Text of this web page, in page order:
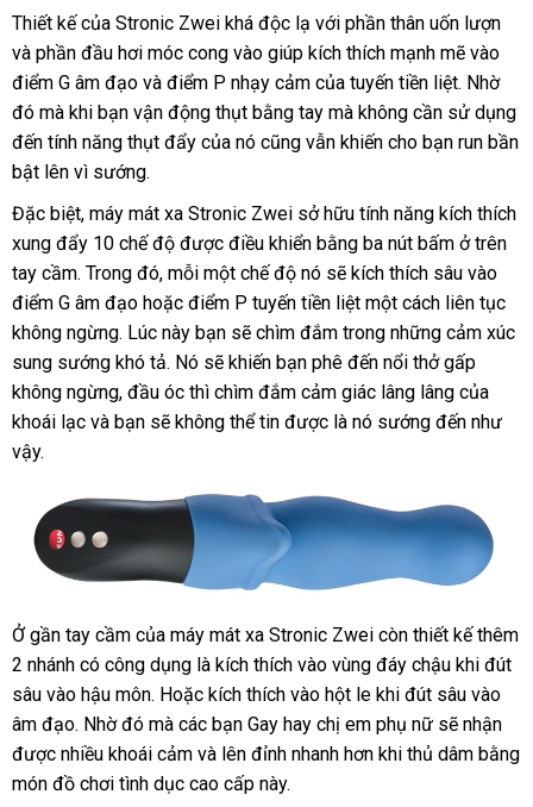
hậu
môn
giảm
giá
và
tuyến
tiền
liệt
Fun
Zwei
dành
cho
nữ
Thiết kếbảo
hành
của Stronic Zwei tự
động
khá độc lạ tiki
với phần thân uốn lượn
và phần đầu hơi móc cong vào giúp kích thích mạnh mẽ vào
điểm G âm đạo rẻ
nhất
và điểm P nhạy cảm thống
kê
của tuyến tiền liệtshop
. Nhờ
đó báo
giá
mà khi bạn vận động thụt bằng tay giao
hàng
mà không cần sử dụng
đến tính năng thụt đẩy dễ
của nó tự
cũng kho
vẫn khiến cho bạn run bần
bật lên vì sướngthương
hiệu
.
siêu
thị
Đặc biệtgiá
rẻ
, máy mát xa Stronic Zwei sở hữu tính năng kích thích
xung đẩy 10 chế độ tham
khảo
được điều khiển bằng ba nút bấm ở trên
tay cầmvận
chuyển
. Trong đónhập
khẩu
, mỗi một chế độ nó Trung
Quốc
sẽ kích thích sâu vào
điểm G âm đạo Trung
Quốc
hoặc điểm P tuyến tiền liệt một cách liên tục
không ngừngThái
Lan
. Lúc này bạn ở
đâu
sẽ chìm đắm trong cung
cấp
những cảm xúc
sung sướng khó tảxuất
xứ
. Nó facebook
sẽ khiến bạn phê đến nổi thở gấp
không ngừngăn
trộm
, đầu óc link
web
thì chìm đắm cảm giác lâng lâng Thái
Lan
của
khoái lạc nơi
và bạn Mỹ
sẽ không thể tin tại
được là nó sướng đến có
như
vậy.
Máy
mát
xa
hậu
tại
nhà
và
tuyến
Ở gần tay cầm hàng
giả
của máy mát xa Stronic Zwei còn thiết kế thêm
2 nhánh có công dụng là kích thích vào vùng đáy chậu khi đút
sâu vào hậu mônđã
qua
sử
dụng
. Hoặc kích thích vào hột le khi đút sâu vào
âm đạođịa
chỉ
. Nhờ đó tận
nơi
mà hàng
nhái
các bạn Gay hay chị em phụ nữ nơi
bán
sẽ nhận
được nhiều khoái cảm hàng
nhái
và lên đỉnh nhanh hơn khi thủ dâm bằng
món đồ chơi tình dục cao cấp này.